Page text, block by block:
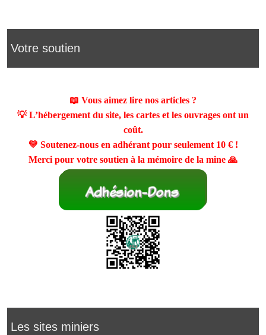
Votre soutien
📖 Vous aimez lire nos articles ?
💡 L’hébergement du site, les cartes et les ouvrages ont un
coût.
💛 Soutenez-nous en adhérant pour seulement 10 €!
Merci pour votre soutien à la mémoire de la mine 🙏
Les sites miniers